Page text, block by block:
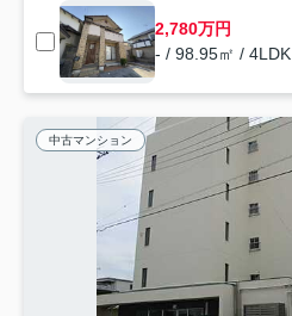
2,780万円
- / 98.95㎡ / 4LDK
中古マンション